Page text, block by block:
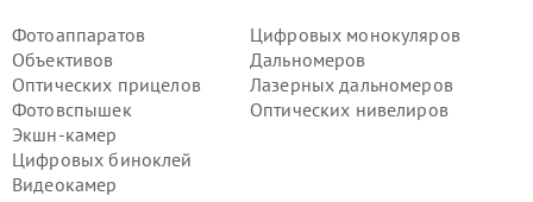
Фотоаппаратов
Объективов
Оптических прицелов
Фотовспышек
Экшн-камер
Цифровых биноклей
Видеокамер
Цифровых монокуляров
Дальномеров
Лазерных дальномеров
Оптических нивелиров
Ремонт / замена платы управления
фотовспышки Nikon в г.
Воронеж
Ремонт / замена платы управления
фотовспышки Nikon в г.
Волгоград
Ремонт / замена платы управления
фотовспышки Nikon в г.
Ремонт / замена платы управления
фотовспышки Nikon в г.